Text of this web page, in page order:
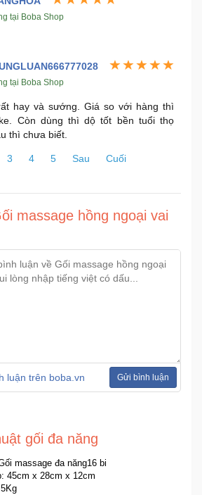
tại Boba Shop
tại Boba Shop
hay và sướng. Giá so với hàng thì
Còn dùng thì dộ tốt bền tuổi thọ
thì chưa biết.
3 4 5 Sau Cuối
massage hồng ngoại vai
luận trên boba.vn Gửi bình luận
gối đa năng
massage đa năng16 bi
45cm x 28cm x 12cm